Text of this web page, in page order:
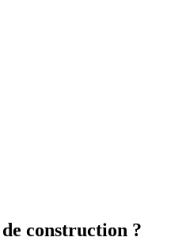
construction ?